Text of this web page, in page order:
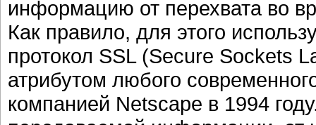
информацию от перехвата во
Как правило, для этого
протокол SSL (Secure Sockets
атрибутом любого
компанией Netscape в 1994